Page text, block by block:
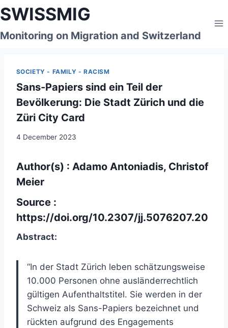
Skip
to
content
SWISSMIG
Monitoring on Migration and Switzerland
SOCIETY - FAMILY - RACISM
Sans-Papiers sind ein Teil der
Bevölkerung: Die Stadt Zürich und die
Züri City Card
4 December 2023
Author(s) : Adamo Antoniadis, Christof
Meier
Source :
https://doi.org/10.2307/jj.5076207.20
Abstract:
“In der Stadt Zürich leben schätzungsweise
10.000 Personen ohne ausländerrechtlich
gültigen Aufenthaltstitel. Sie werden in der
Schweiz als Sans-Papiers bezeichnet und
rückten aufgrund des Engagements